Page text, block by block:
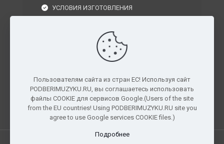
УСЛОВИЯ ИЗГОТОВЛЕНИЯ
УСЛОВИЯ ВОЗВРАТА
г. Москва, Московская область, Центральный
федеральный округ, РФ, Россия
Пользователям сайта из стран ЕС! Используя сайт
PODBERIMUZYKU.RU, вы соглашаетесь использовать
файлы COOKIE для сервисов Google.(Users of the site
from the EU countries! Using PODBERIMUZYKU.RU site you
agree to use Google services COOKIE files.)
Подробнее